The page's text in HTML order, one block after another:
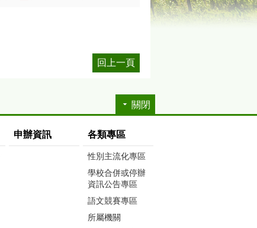
回上一頁
關閉
申辦資訊 各類專區
性別主流化專區
學校合併或停辦
資訊公告專區
語文競賽專區
所屬機關